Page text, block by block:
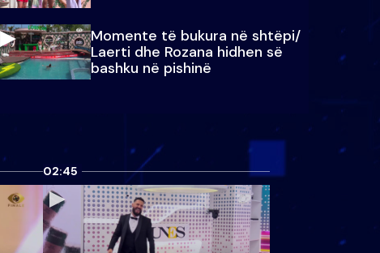
Momente të bukura në shtëpi/
Laerti dhe Rozana hidhen së
bashku në pishinë
02:45